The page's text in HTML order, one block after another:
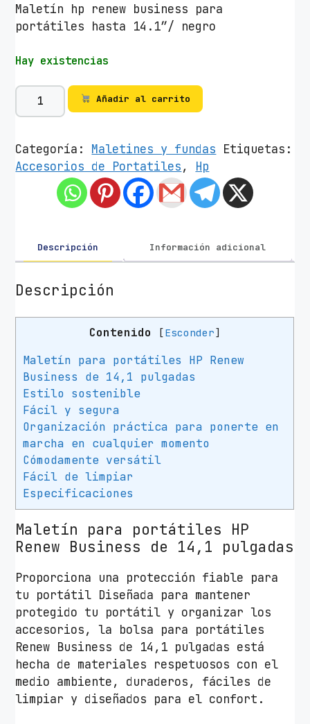
Maletín hp renew business para
portátiles hasta 14.1″/ negro
Hay existencias
M
a
e
t
e
n
w
r
a
P
r
t
á
t
i
l
e
s
Añadir al carrito
Categoría: Maletines y fundas Etiquetas:
Accesorios de Portatiles, Hp
Descripción Información adicional
Descripción
Contenido [Esconder]
Maletín para portátiles HP Renew
Business de 14,1 pulgadas
Estilo sostenible
Fácil y segura
Organización práctica para ponerte en
marcha en cualquier momento
Cómodamente versátil
Fácil de limpiar
Especificaciones
Maletín para portátiles HP
Renew Business de 14,1 pulgadas
Proporciona una protección fiable para
tu portátil Diseñada para mantener
protegido tu portátil y organizar los
accesorios, la bolsa para portátiles
Renew Business de 14,1 pulgadas está
hecha de materiales respetuosos con el
medio ambiente, duraderos, fáciles de
limpiar y diseñados para el confort.